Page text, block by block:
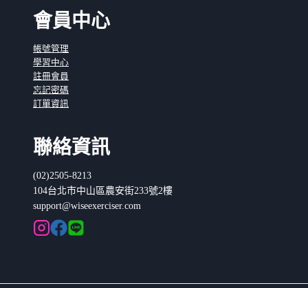
會員中心
帳號管理
學習中心
註冊會員
忘記密碼
訂單資訊
聯絡資訊
(02)2505-8213
104台北市中山區農安街233號2樓
support@wiseexerciser.com